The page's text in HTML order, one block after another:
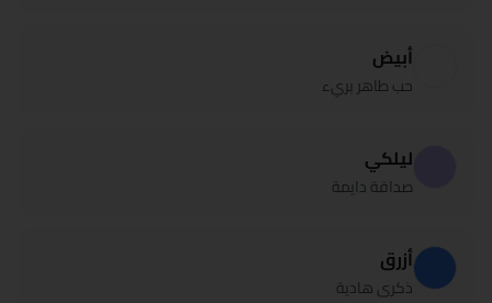
أبيض
حب طاهر بريء
ليلكي
صداقة دايمة
أزرق
ذكرى هادية